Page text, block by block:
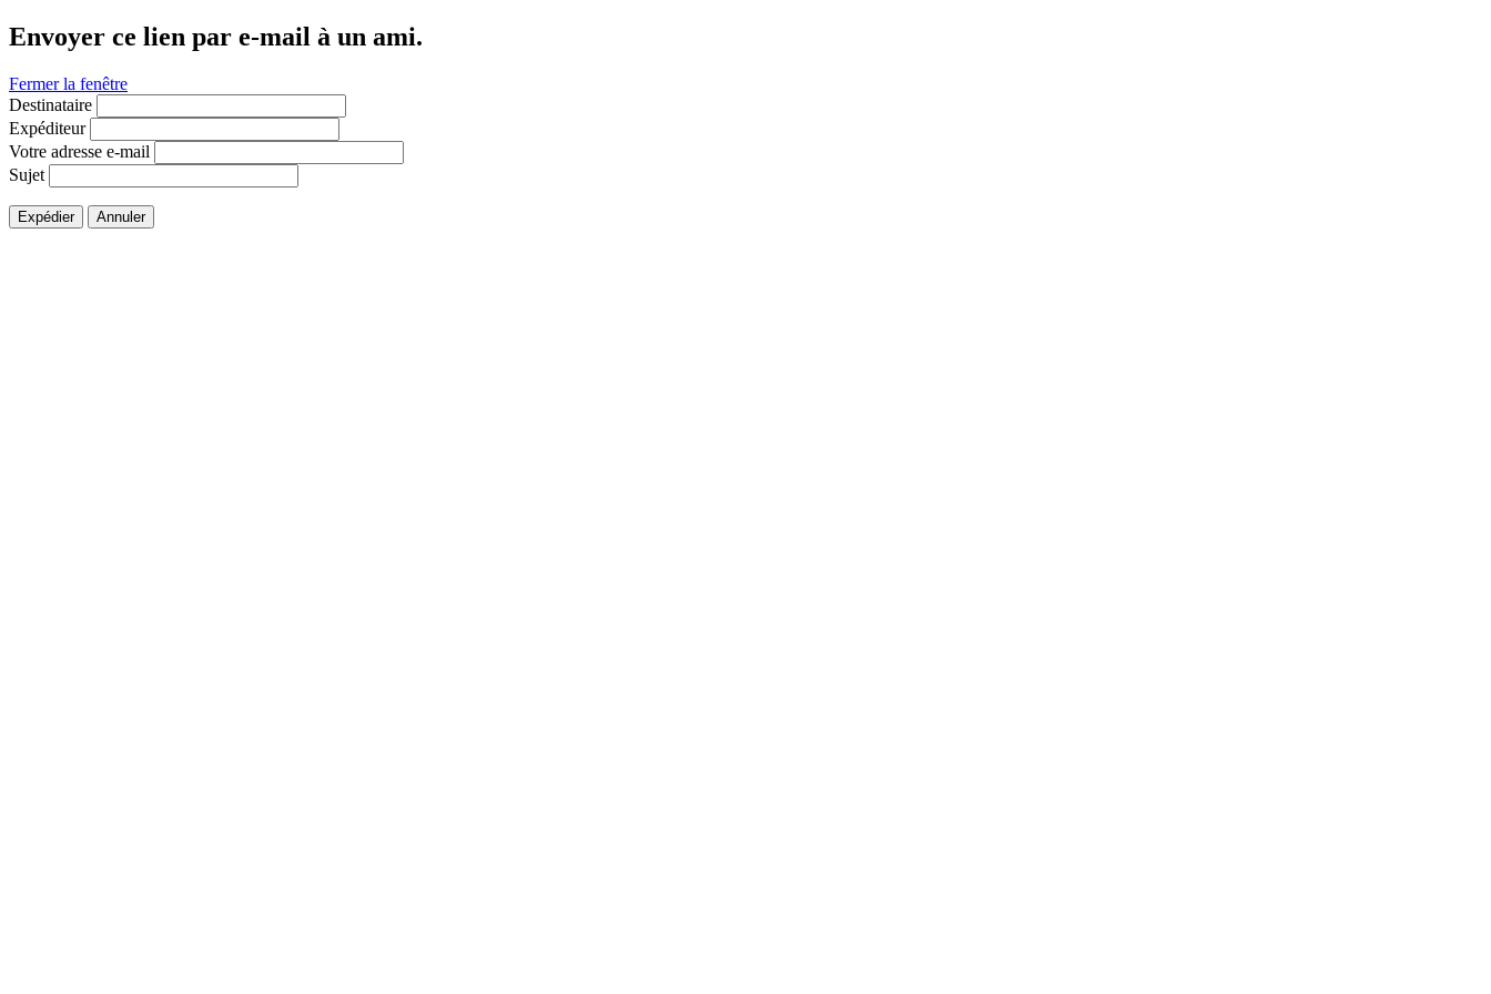
Envoyer ce lien par e-mail à un ami.
Fermer la fenêtre
Destinataire
Expéditeur
Votre adresse e-mail
Sujet
Expédier Annuler